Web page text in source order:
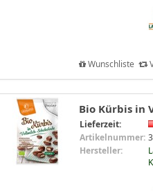
Wunschliste
Bio Kürbis in
Lieferzeit:
Artikelnummer:
Hersteller: